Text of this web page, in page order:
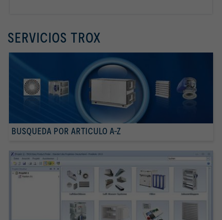
SERVICIOS TROX
BUSQUEDA POR ARTICULO A-Z